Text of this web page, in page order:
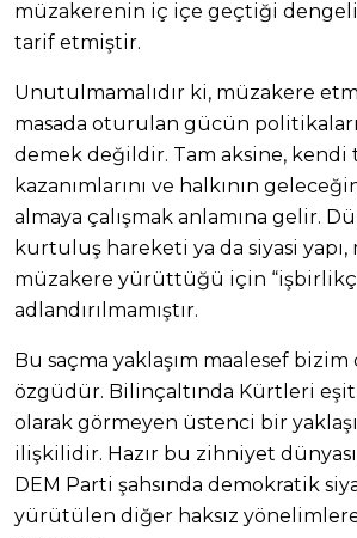
müzakerenin iç içe geçtiği
tarif etmiştir.
Unutulmamalıdır ki, müzakere
masada oturulan gücün
demek değildir. Tam aksine, kendi
kazanımlarını ve halkının
almaya çalışmak anlamına gelir.
kurtuluş hareketi ya da siyasi yapı,
müzakere yürüttüğü için
adlandırılmamıştır.
Bu saçma yaklaşım maalesef bizim
özgüdür. Bilinçaltında Kürtleri eşit
olarak görmeyen üstenci bir
ilişkilidir. Hazır bu zihniyet
DEM Parti şahsında demokratik
yürütülen diğer haksız